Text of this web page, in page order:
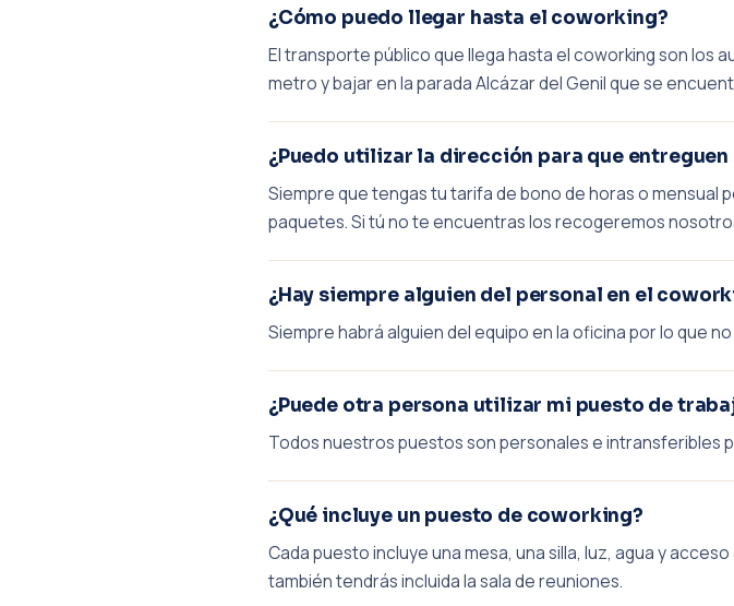
¿Cómo puedo llegar hasta el coworking?
El transporte público que llega hasta el coworking son los
metro y bajar en la parada Alcázar del Genil que se
¿Puedo utilizar la dirección para que entreguen
Siempre que tengas tu tarifa de bono de horas o mensual
paquetes. Si tú no te encuentras los recogeremos
¿Hay siempre alguien del personal en el
Siempre habrá alguien del equipo en la oficina por lo que
¿Puede otra persona utilizar mi puesto de
Todos nuestros puestos son personales e intransferibles
¿Qué incluye un puesto de coworking?
Cada puesto incluye una mesa, una silla, luz, agua y
también tendrás incluida la sala de reuniones.